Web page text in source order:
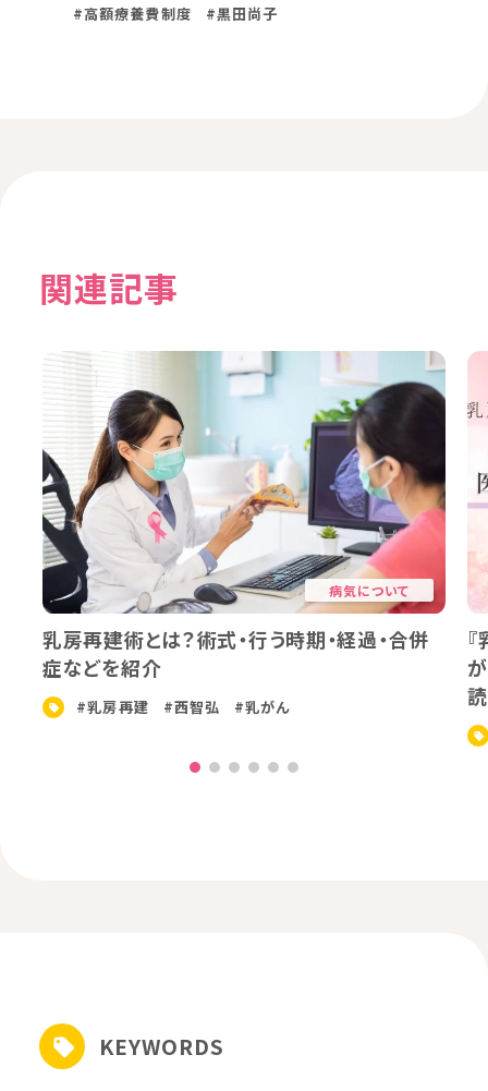
#高額療養費制度
#黒田尚子
関連記事
病気について
乳房再建術とは？術式・行う時期・経過・合併
症などを紹介
#乳房再建 #西智弘 #乳がん
KEYWORDS